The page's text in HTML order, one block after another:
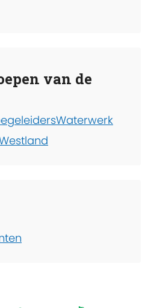
van de
Waterwerk